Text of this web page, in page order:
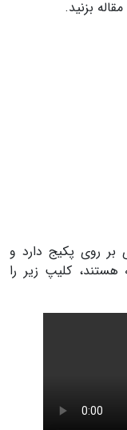
بزنید.
بر روی پکیج دارد و
کلیپ زیر را